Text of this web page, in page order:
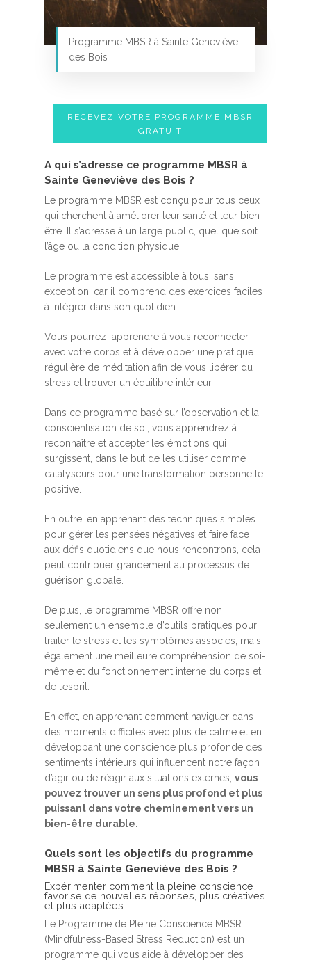
Programme MBSR à Sainte Geneviève
des Bois
RECEVEZ VOTRE PROGRAMME MBSR
GRATUIT
A qui s’adresse ce programme MBSR à
Sainte Geneviève des Bois ?
Le programme MBSR est conçu pour tous ceux
qui cherchent à améliorer leur santé et leur bien-
être. Il s’adresse à un large public, quel que soit
l’âge ou la condition physique.
Le programme est accessible à tous, sans
exception, car il comprend des exercices faciles
à intégrer dans son quotidien.
Vous pourrez apprendre à vous reconnecter
avec votre corps et à développer une pratique
régulière de méditation afin de vous libérer du
stress et trouver un équilibre intérieur.
Dans ce programme basé sur l’observation et la
conscientisation de soi, vous apprendrez à
reconnaître et accepter les émotions qui
surgissent, dans le but de les utiliser comme
catalyseurs pour une transformation personnelle
positive.
En outre, en apprenant des techniques simples
pour gérer les pensées négatives et faire face
aux défis quotidiens que nous rencontrons, cela
peut contribuer grandement au processus de
guérison globale.
De plus, le programme MBSR offre non
seulement un ensemble d’outils pratiques pour
traiter le stress et les symptômes associés, mais
également une meilleure compréhension de soi-
même et du fonctionnement interne du corps et
de l’esprit.
En effet, en apprenant comment naviguer dans
des moments difficiles avec plus de calme et en
développant une conscience plus profonde des
sentiments intérieurs qui influencent notre façon
d’agir ou de réagir aux situations externes, vous
pouvez trouver un sens plus profond et plus
puissant dans votre cheminement vers un
bien-être durable
Quels sont les objectifs du programme
MBSR à Sainte Geneviève des Bois ?
Expérimenter comment la pleine conscience
favorise de nouvelles réponses, plus créatives
et plus adaptées
Le Programme de Pleine Conscience MBSR
(Mindfulness-Based Stress Reduction) est un
programme qui vous aide à développer des